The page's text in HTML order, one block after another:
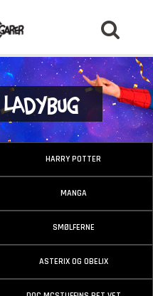
HARRY POTTER
MANGA
SMØLFERNE
ASTERIX OG OBELIX